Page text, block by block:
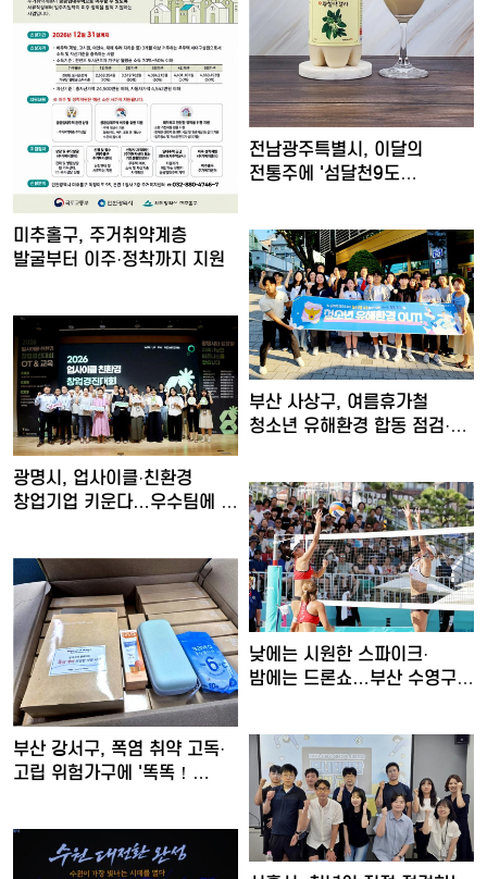
전남광주특별시, 이달의
전통주에 '섬달천9도
미추홀구, 주거취약계층
발굴부터 이주·정착까지 지원
부산 사상구, 여름휴가철
청소년 유해환경 합동 점검·
광명시, 업사이클·친환경
창업기업 키운다…우수팀에 총
낮에는 시원한 스파이크·
밤에는 드론쇼…부산 수영구,
부산 강서구, 폭염 취약 고독·
고립 위험가구에 '똑똑！…